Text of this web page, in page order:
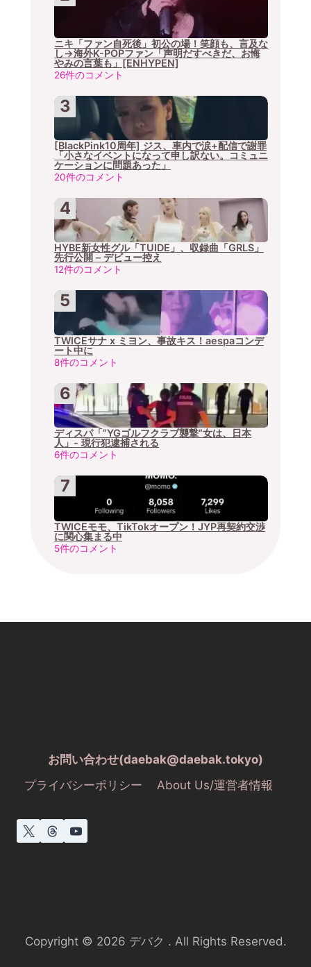
ニキ「ファン自死後」初公の場！笑顔も、言及な
し→海外K-POPファン「声明だすべきだ、お悔
やみの言葉も」[ENHYPEN]
26件のコメント
[BlackPink10周年] ジス、車内で涙+配信で謝罪
「小さなイベントになって申し訳ない。コミュニ
ケーションに問題あった」
20件のコメント
HYBE新女性グル「TUIDE」、収録曲「GRLS」
先行公開 – デビュー控え
12件のコメント
TWICEサナ x ミヨン、事故キス！aespaコンデ
ート中に
8件のコメント
ディスパ「”YGゴルフクラブ襲撃”女は、日本
人」- 現行犯逮捕される
6件のコメント
TWICEモモ、TikTokオープン！JYP再契約交渉
に関心集まる中
5件のコメント
お問い合わせ(daebak@daebak.tokyo)
プライバシーポリシー
About Us/運営者情報
Copyright © 2026 デバク . All Rights Reserved.